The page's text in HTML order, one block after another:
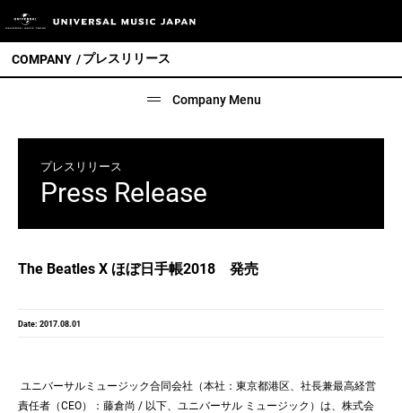
COMPANY プレスリリース
Company Menu
プレスリリース
Press Release
The Beatles X ほぼ日手帳2018 発売
Date: 2017.08.01
ユニバーサルミュージック合同会社（本社：東京都港区、社長兼最高経営
責任者（CEO）：藤倉尚 / 以下、ユニバーサル ミュージック）は、株式会